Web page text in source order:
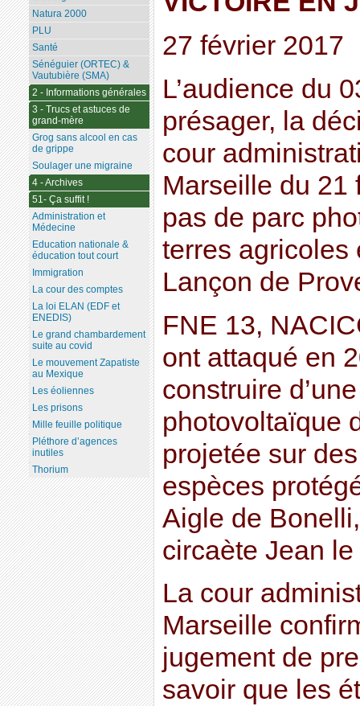
27 février 2017
L’audience du
présager, la
cour
Marseille du 21
pas de parc
terres agricoles
Lançon de
FNE 13,
ont attaqué en
construire
photovoltaïque
projetée sur
espèces
Aigle de
circaète Jean
La cour
Marseille
jugement de
savoir que les
Natura 2000
PLU
Santé
Sénéguier (ORTEC) &
Vautubière (SMA)
2 - Informations générales
3 - Trucs et astuces de
grand-mère
Grog sans alcool en cas
de grippe
Soulager une migraine
4 - Archives
51- Ça suffit !
Administration et
Médecine
Education nationale &
éducation tout court
Immigration
La cour des comptes
La loi ELAN (EDF et
ENEDIS)
Le grand chambardement
suite au covid
Le mouvement Zapatiste
au Mexique
Les éoliennes
Les prisons
Mille feuille politique
Pléthore d’agences
inutiles
Thorium